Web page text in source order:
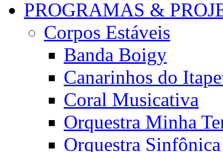
PROGRAMAS &
Corpos Estáveis
Banda Boigy
Canarinhos do
Coral Musicativa
Orquestra Minha
Orquestra